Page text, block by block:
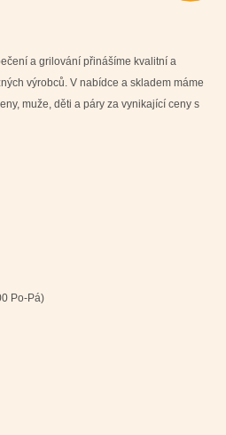
a grilování přinášíme kvalitní a
výrobců. V nabídce a skladem máme
muže, děti a páry za vynikající ceny s
Po-Pá)